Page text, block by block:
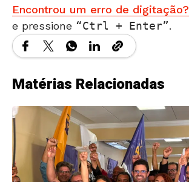
Encontrou um erro de digitação?
e pressione
Ctrl + Enter .
Matérias Relacionadas